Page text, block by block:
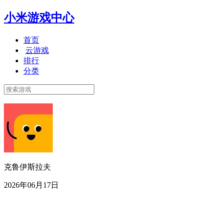
小米游戏中心
首页
云游戏
排行
分类
克鲁伊斯拉夫
2026年06月17日